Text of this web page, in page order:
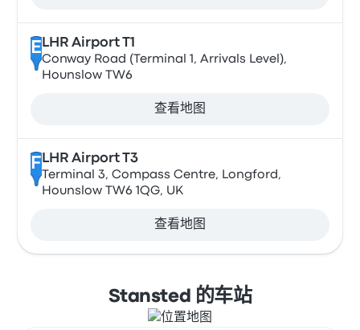
E LHR Airport T1
Conway Road (Terminal 1, Arrivals Level),
Hounslow TW6
查看地图
F LHR Airport T3
Terminal 3, Compass Centre, Longford,
Hounslow TW6 1QG, UK
查看地图
Stansted 的车站